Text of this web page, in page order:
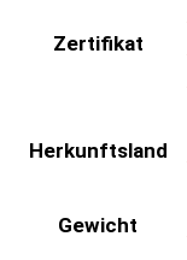
Zertifikat
Herkunftsland
Gewicht